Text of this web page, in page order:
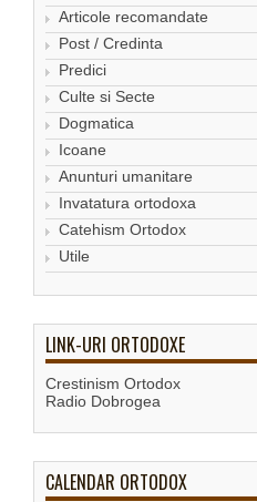
Articole recomandate
Post / Credinta
Predici
Culte si Secte
Dogmatica
Icoane
Anunturi umanitare
Invatatura ortodoxa
Catehism Ortodox
Utile
LINK-URI ORTODOXE
Crestinism Ortodox
Radio Dobrogea
CALENDAR ORTODOX